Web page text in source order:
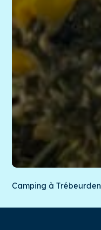
Camping à Trébeurden